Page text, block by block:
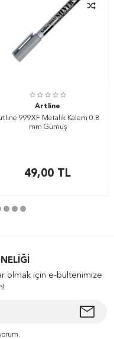
Artline
999XF Metalik Kalem 0.8
mm Gümüş
49,00 TL
olmak için e-bültenimize